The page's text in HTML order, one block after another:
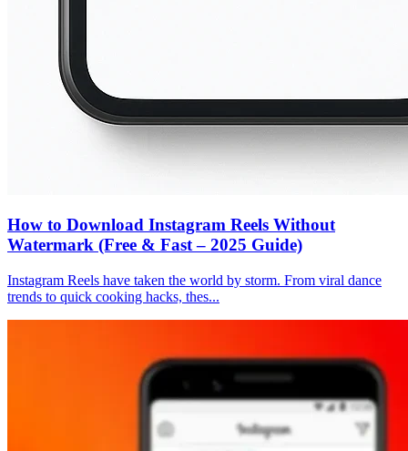
How to Download Instagram Reels Without
Watermark (Free & Fast – 2025 Guide)
Instagram Reels have taken the world by storm. From viral dance
trends to quick cooking hacks, thes...